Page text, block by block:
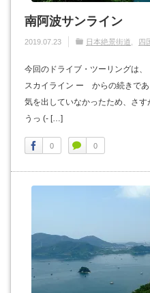
南阿波サンライン
2019.07.23 日本絶景街道 四
今回のドライブ・ツーリングは
スカイライン ー からの続きで
気を出していなかったため、さ
うっ (- […]
0 0